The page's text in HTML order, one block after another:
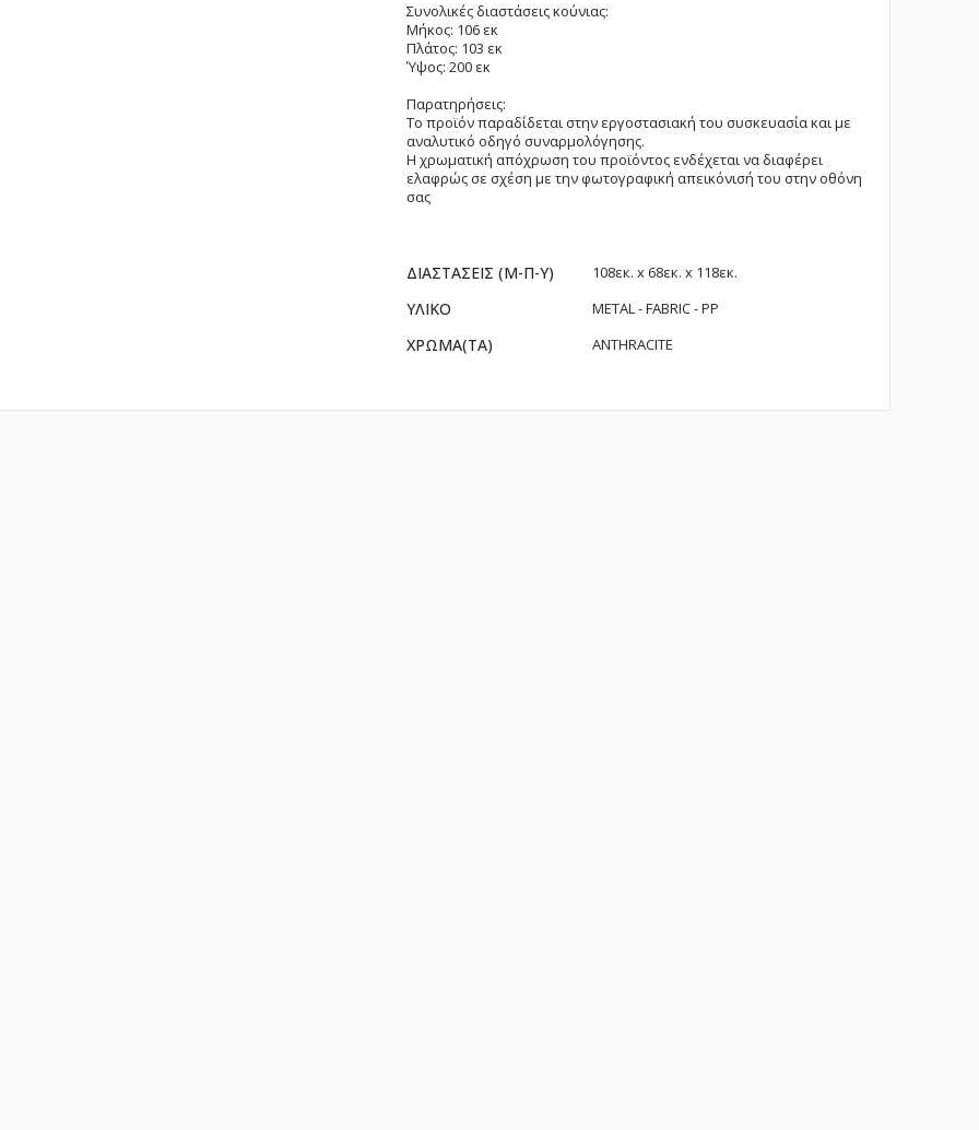
Συνολικές διαστάσεις κούνιας:
Μήκος: 106 εκ
Πλάτος: 103 εκ
Ύψος: 200 εκ
Παρατηρήσεις:
Το προϊόν παραδίδεται στην εργοστασιακή του συσκευασία και με
αναλυτικό οδηγό συναρμολόγησης.
Η χρωματική απόχρωση του προϊόντος ενδέχεται να διαφέρει
ελαφρώς σε σχέση με την φωτογραφική απεικόνισή του στην οθόνη
σας
Περισσότερες
Πληροφορίες
ΔΙΑΣΤΑΣΕΙΣ (Μ-Π-Υ) 108εк. x 68εк. x 118εк.
ΥΛΙΚΟ METAL - FABRIC - PP
ΧΡΩΜΑ(ΤΑ) ANTHRACITE